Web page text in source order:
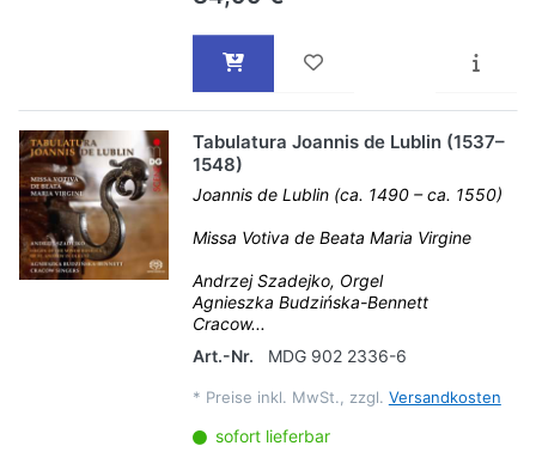
Tabulatura Joannis de Lublin (1537–
1548)
Joannis de Lublin (ca. 1490 – ca. 1550)
Missa Votiva de Beata Maria Virgine
Andrzej Szadejko, Orgel
Agnieszka Budzińska-Bennett
Cracow...
Art.-Nr.
MDG 902 2336-6
* Preise inkl. MwSt., zzgl. Versandkosten
sofort lieferbar